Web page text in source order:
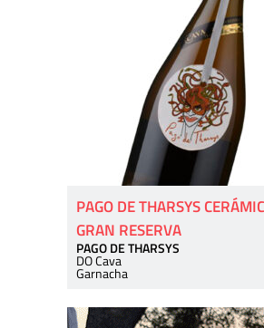
PAGO DE THARSYS
GRAN RESERVA
PAGO DE THARSYS
DO Cava
Garnacha